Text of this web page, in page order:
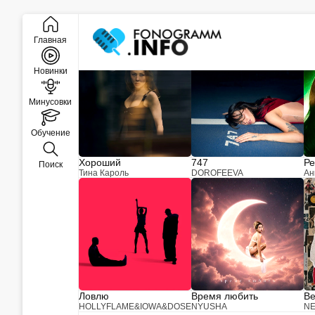
Главная
Новинки
Минусовки
Обучение
Поиск
Закрыть
Новинки музыки
Хороший
Тина Кароль
747
DOROFEEVA
Ловлю
HOLLYFLAME& IOWA&DOSE
Время любить
NYUSHA